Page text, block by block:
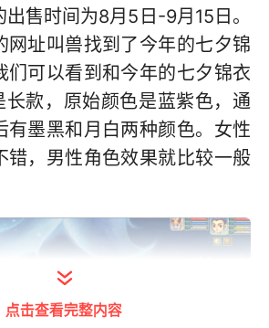
售时间为8月5日-9月15日。
网址叫兽找到了今年的七夕锦
们可以看到和今年的七夕锦衣
长款，原始颜色是蓝紫色，通
有墨黑和月白两种颜色。女性
错，男性角色效果就比较一般
点击查看完整内容